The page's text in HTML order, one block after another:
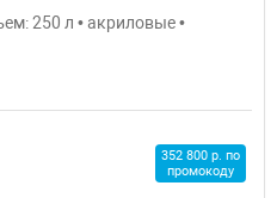
250 л • акриловые •
352 800 р. по
промокоду